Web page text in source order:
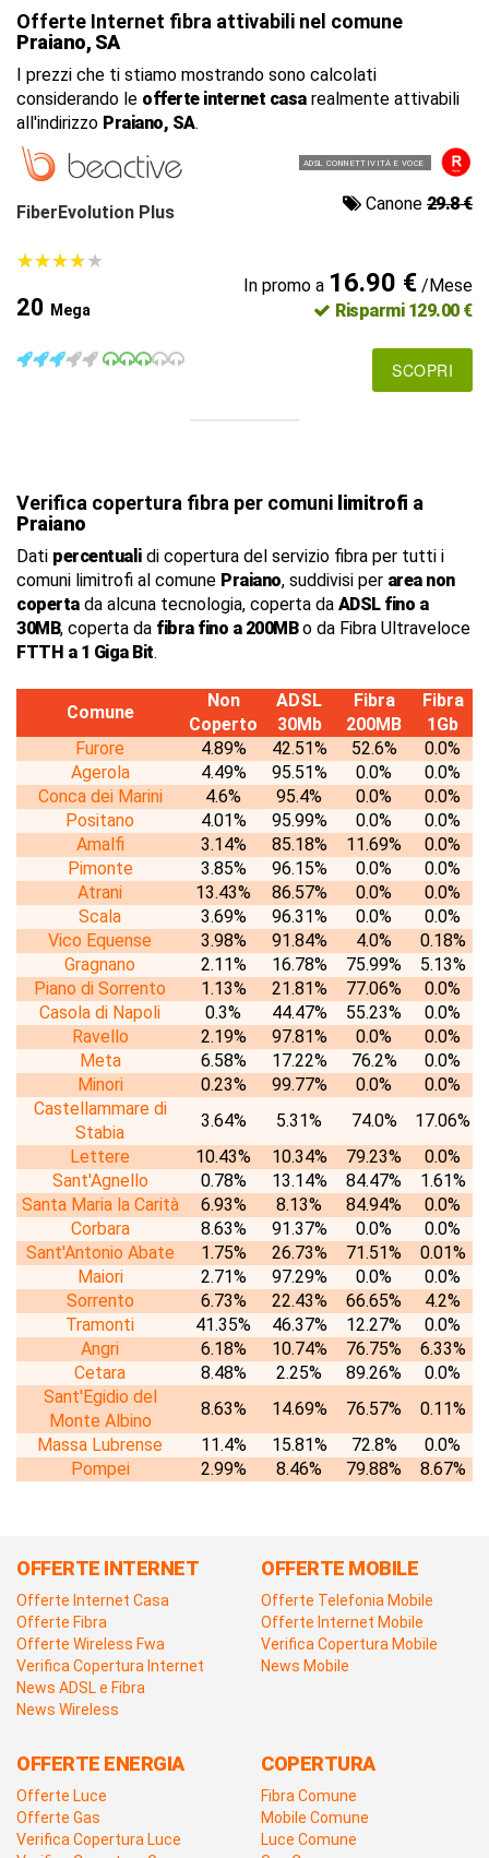
Offerte Internet fibra attivabili nel comune
Praiano, SA
I prezzi che ti stiamo mostrando sono calcolati
considerando le offerte internet casarealmente attivabili
all'indirizzo Praiano, SA.
ADSL CONNETTIVITÀ E VOCE
FiberEvolution Plus Canone 29.8 €
★★★★★
★★★★★
20 Mega
In promo a 16.90 €/Mese
Risparmi 129.00 €
SCOPRI
Verifica copertura fibra per comuni limitrofi a
Praiano
Dati percentualidi copertura del servizio fibra per tutti i
comuni limitrofi al comune Praiano, suddivisi per area non
copertada alcuna tecnologia, coperta da ADSL fino a
30MB, coperta da fibra fino a 200MBo da Fibra Ultraveloce
FTTH a 1 Giga Bit.
Comune
Non
Coperto
ADSL
30Mb
Fibra
200MB
Fibra
1Gb
Furore
4.89% 42.51% 52.6%
0.0%
Agerola
4.49% 95.51% 0.0%
0.0%
Conca dei Marini
4.6% 95.4% 0.0%
0.0%
Positano
4.01% 95.99% 0.0%
0.0%
Amalfi
3.14% 85.18% 11.69%
0.0%
Pimonte
3.85% 96.15% 0.0%
0.0%
Atrani
13.43% 86.57% 0.0%
0.0%
Scala
3.69% 96.31% 0.0%
0.0%
Vico Equense
3.98% 91.84% 4.0%
0.18%
Gragnano
2.11% 16.78% 75.99%
5.13%
Piano di Sorrento
1.13% 21.81% 77.06%
0.0%
Casola di Napoli
0.3% 44.47% 55.23%
0.0%
Ravello
2.19% 97.81% 0.0%
0.0%
Meta
6.58% 17.22% 76.2%
0.0%
Minori
0.23% 99.77% 0.0%
0.0%
Castellammare di
Stabia
3.64% 5.31% 74.0%
17.06%
Lettere
10.43% 10.34% 79.23%
0.0%
Sant'Agnello
0.78% 13.14% 84.47%
1.61%
Santa Maria la Carità
6.93% 8.13% 84.94%
0.0%
Corbara
8.63% 91.37% 0.0%
0.0%
Sant'Antonio Abate
1.75% 26.73% 71.51%
0.01%
Maiori
2.71% 97.29% 0.0%
0.0%
Sorrento
6.73% 22.43% 66.65%
4.2%
Tramonti
41.35% 46.37% 12.27%
0.0%
Angri
6.18% 10.74% 76.75%
6.33%
Cetara
8.48% 2.25% 89.26%
0.0%
Sant'Egidio del
Monte Albino
8.63% 14.69% 76.57%
0.11%
Massa Lubrense
11.4% 15.81% 72.8%
0.0%
Pompei
2.99% 8.46% 79.88% 8.67%
OFFERTE INTERNET
Offerte Internet Casa
Offerte Fibra
Offerte Wireless Fwa
Verifica Copertura Internet
News ADSL e Fibra
News Wireless
OFFERTE MOBILE
Offerte Telefonia Mobile
Offerte Internet Mobile
Verifica Copertura Mobile
News Mobile
OFFERTE ENERGIA
Offerte Luce
Offerte Gas
Verifica Copertura Luce
COPERTURA
Fibra Comune
Mobile Comune
Luce Comune